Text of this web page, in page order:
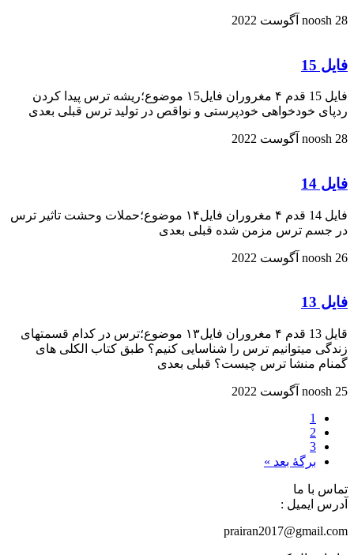
noosh 28 آگوست 2022
فایل 15
فایل 15 قدم ۴ مغروران فایل۱5 موضوع؛ریشه ترس پیدا کردن
ردپای خودخواهی خودپرستی و نواقص در تولید ترس قبلی بعدی
noosh 28 آگوست 2022
فایل 14
فایل 14 قدم ۴ مغروران فایل۱۴ موضوع؛حملات وحشت تاثیر ترس
در جسم ترس مزمن شده قبلی بعدی
noosh 26 آگوست 2022
فایل 13
قایل 13 قدم ۴ مغروران فایل۱۳ موضوع؛ترس در کدام قسمتهای
زندگی میتوانیم ترس را شناسایی کنیم؟ طبق کتاب الکلی های
گمنام منشا ترس چیست؟ قبلی بعدی
noosh 25 آگوست 2022
1
2
3
برگهٔ بعد »
تماس با ما
آدرس ایمیل :
prairan2017@gmail.com